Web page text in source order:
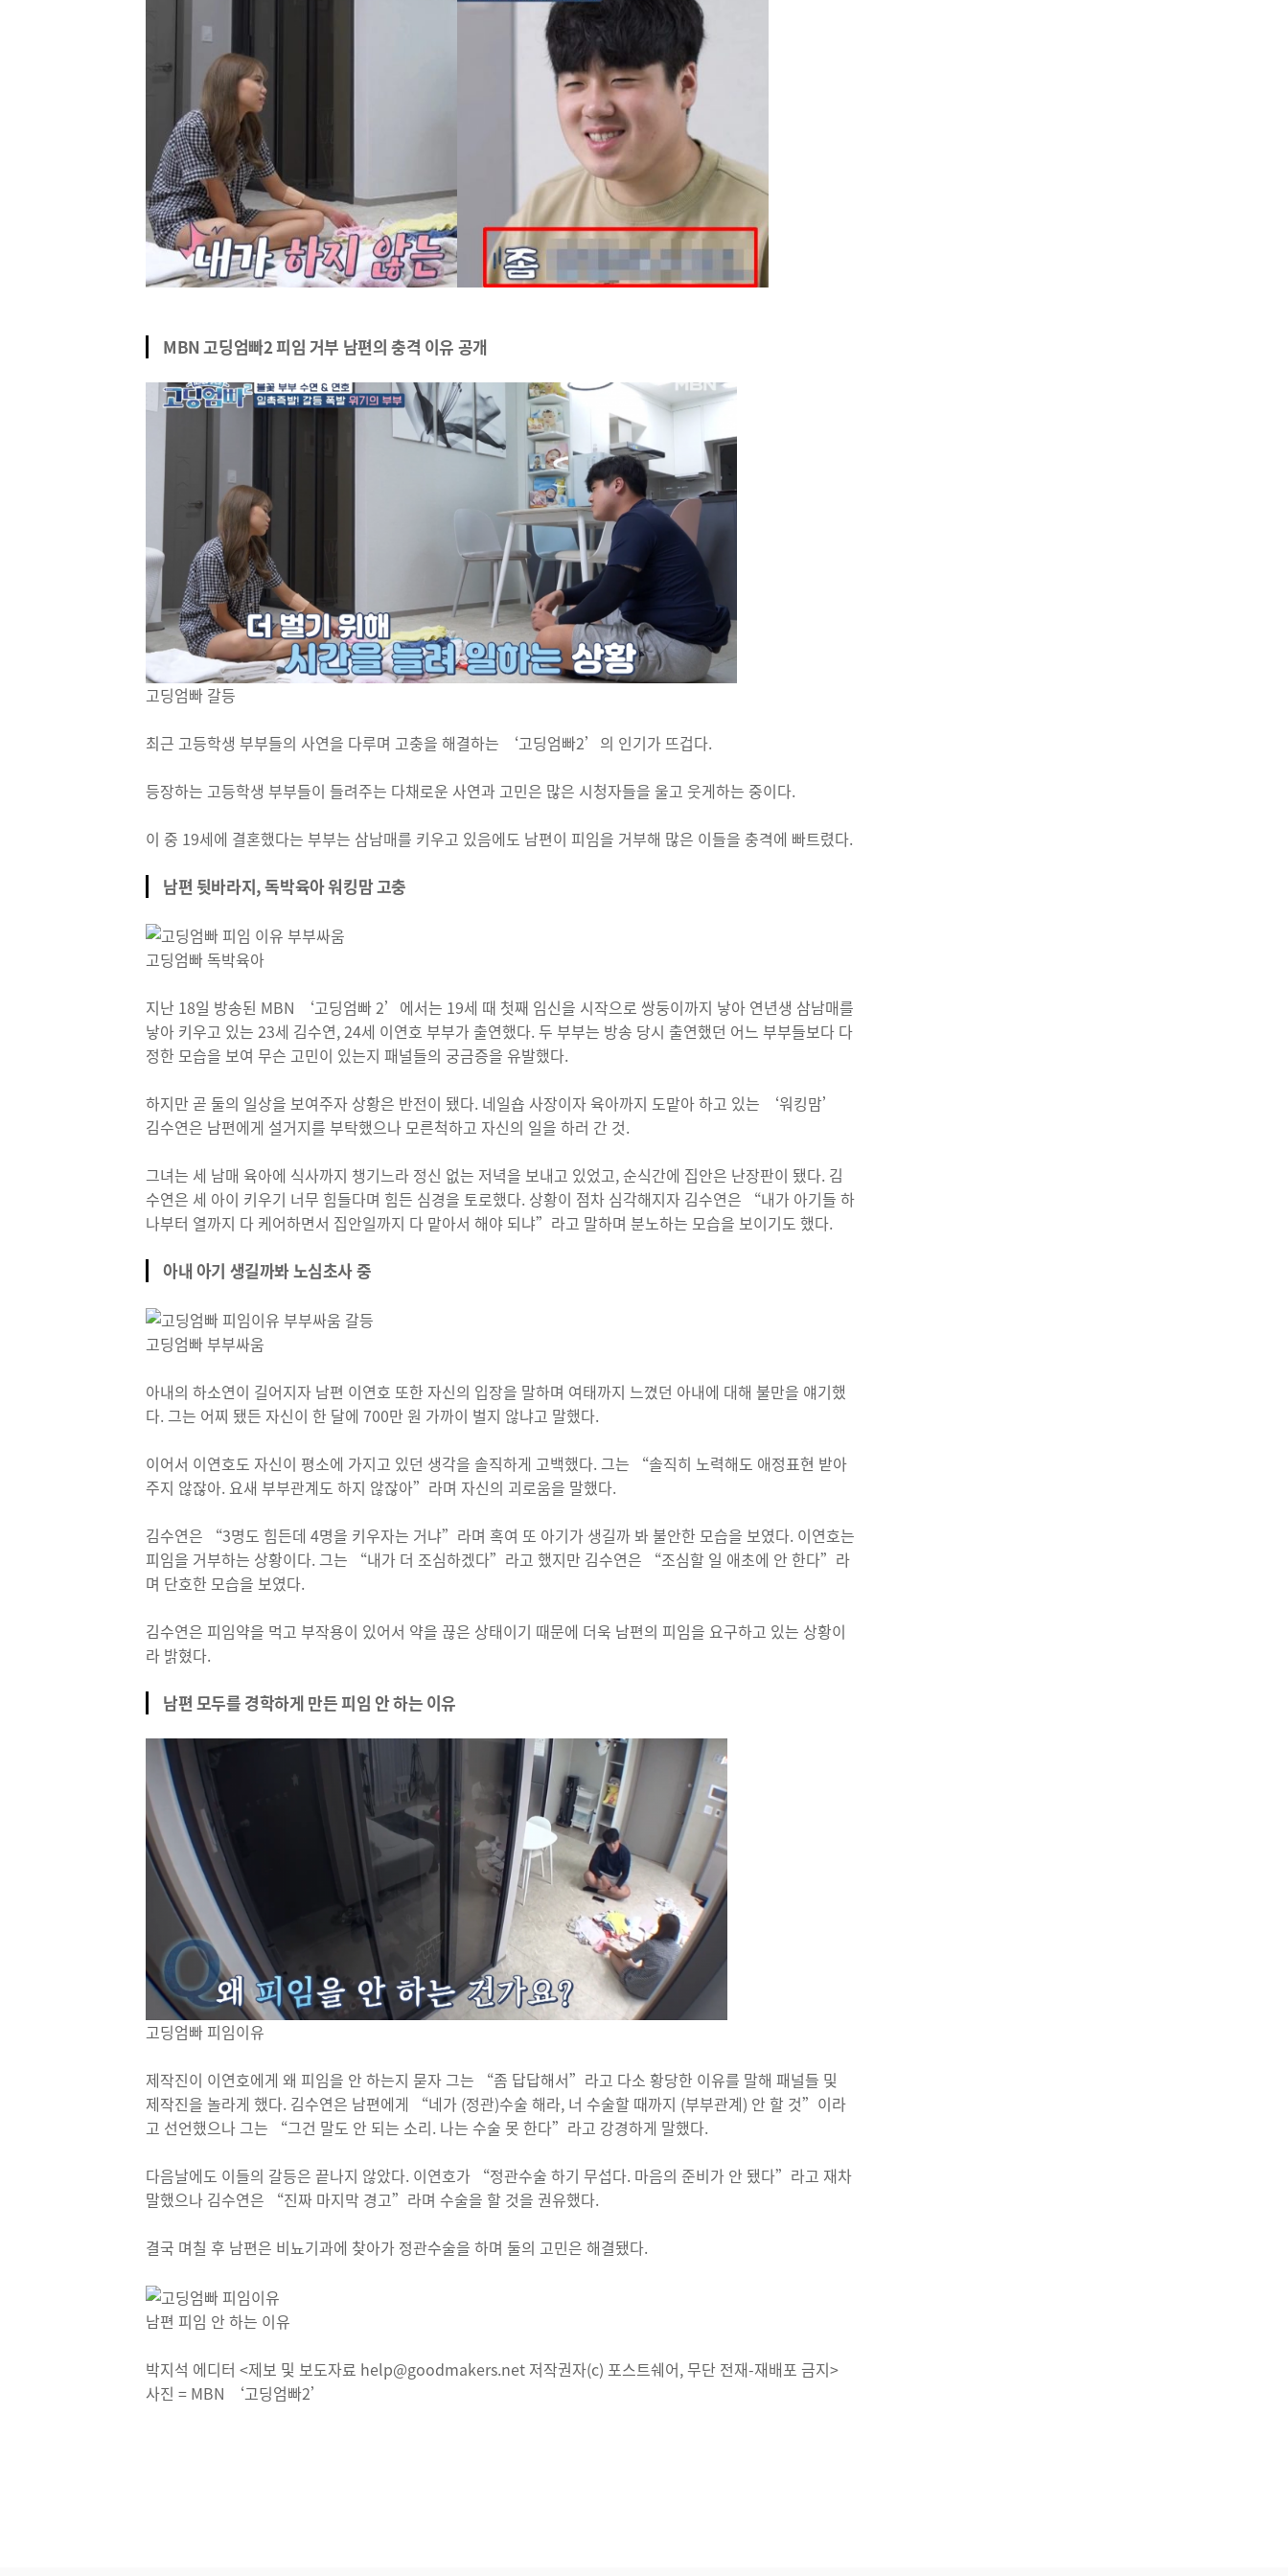
MBN 고딩엄빠2 피임 거부 남편의 충격 이유 공개
고딩엄빠 갈등
최근 고등학생 부부들의 사연을 다루며 고충을 해결하는 ‘고딩엄빠2’의 인기가 뜨겁다.
등장하는 고등학생 부부들이 들려주는 다채로운 사연과 고민은 많은 시청자들을 울고 웃게하는 중이다.
이 중 19세에 결혼했다는 부부는 삼남매를 키우고 있음에도 남편이 피임을 거부해 많은 이들을 충격에 빠트렸다.
남편 뒷바라지, 독박육아 워킹맘 고충
고딩엄빠 독박육아
지난 18일 방송된 MBN ‘고딩엄빠 2’에서는 19세 때 첫째 임신을 시작으로 쌍둥이까지 낳아 연년생 삼남매를
낳아 키우고 있는 23세 김수연, 24세 이연호 부부가 출연했다. 두 부부는 방송 당시 출연했던 어느 부부들보다 다
정한 모습을 보여 무슨 고민이 있는지 패널들의 궁금증을 유발했다.
하지만 곧 둘의 일상을 보여주자 상황은 반전이 됐다. 네일숍 사장이자 육아까지 도맡아 하고 있는 ‘워킹맘’
김수연은 남편에게 설거지를 부탁했으나 모른척하고 자신의 일을 하러 간 것.
그녀는 세 남매 육아에 식사까지 챙기느라 정신 없는 저녁을 보내고 있었고, 순식간에 집안은 난장판이 됐다. 김
수연은 세 아이 키우기 너무 힘들다며 힘든 심경을 토로했다. 상황이 점차 심각해지자 김수연은 “내가 아기들 하
나부터 열까지 다 케어하면서 집안일까지 다 맡아서 해야 되냐”라고 말하며 분노하는 모습을 보이기도 했다.
아내 아기 생길까봐 노심초사 중
고딩엄빠 부부싸움
아내의 하소연이 길어지자 남편 이연호 또한 자신의 입장을 말하며 여태까지 느꼈던 아내에 대해 불만을 얘기했
다. 그는 어찌 됐든 자신이 한 달에 700만 원 가까이 벌지 않냐고 말했다.
이어서 이연호도 자신이 평소에 가지고 있던 생각을 솔직하게 고백했다. 그는 “솔직히 노력해도 애정표현 받아
주지 않잖아. 요새 부부관계도 하지 않잖아”라며 자신의 괴로움을 말했다.
김수연은 “3명도 힘든데 4명을 키우자는 거냐”라며 혹여 또 아기가 생길까 봐 불안한 모습을 보였다. 이연호는
피임을 거부하는 상황이다. 그는 “내가 더 조심하겠다”라고 했지만 김수연은 “조심할 일 애초에 안 한다”라
며 단호한 모습을 보였다.
김수연은 피임약을 먹고 부작용이 있어서 약을 끊은 상태이기 때문에 더욱 남편의 피임을 요구하고 있는 상황이
라 밝혔다.
남편 모두를 경학하게 만든 피임 안 하는 이유
고딩엄빠 피임이유
제작진이 이연호에게 왜 피임을 안 하는지 묻자 그는 “좀 답답해서”라고 다소 황당한 이유를 말해 패널들 및
제작진을 놀라게 했다. 김수연은 남편에게 “네가 (정관)수술 해라, 너 수술할 때까지 (부부관계) 안 할 것”이라
고 선언했으나 그는 “그건 말도 안 되는 소리. 나는 수술 못 한다”라고 강경하게 말했다.
다음날에도 이들의 갈등은 끝나지 않았다. 이연호가 “정관수술 하기 무섭다. 마음의 준비가 안 됐다”라고 재차
말했으나 김수연은 “진짜 마지막 경고”라며 수술을 할 것을 권유했다.
결국 며칠 후 남편은 비뇨기과에 찾아가 정관수술을 하며 둘의 고민은 해결됐다.
남편 피임 안 하는 이유
박지석 에디터 <제보 및 보도자료 help@goodmakers.net 저작권자(c) 포스트쉐어, 무단 전재-재배포 금지>
사진 = MBN ‘고딩엄빠2’